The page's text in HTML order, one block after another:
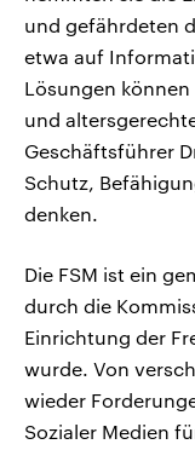
und gefährdeten
etwa auf
Lösungen
und
Geschäftsführer
Schutz,
denken.
Die FSM ist ein
durch die
Einrichtung der
wurde. Von
wieder
Sozialer Medien